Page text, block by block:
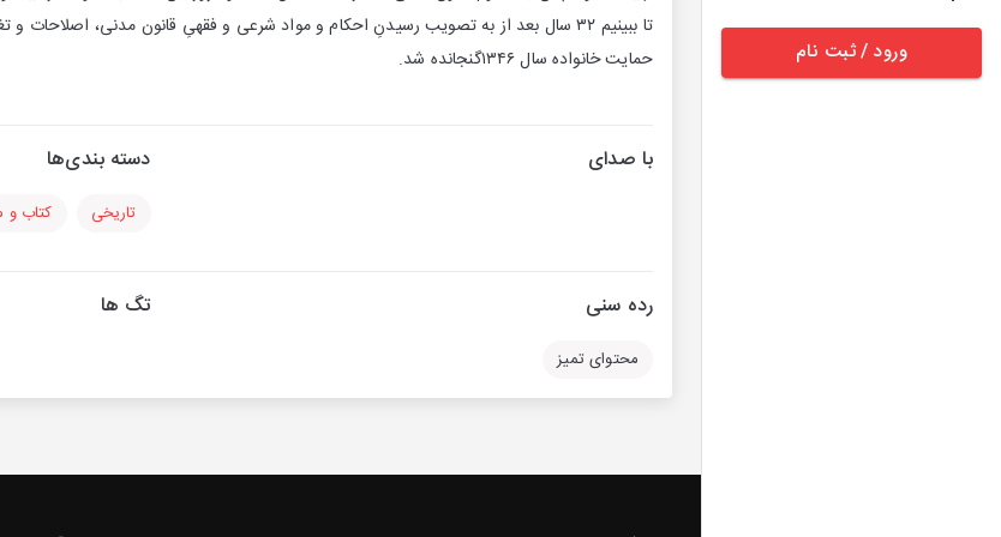
ورود / ثبت نام
تا ببینیم ۳۲ سال بعد از به تصویب رسیدنِ احکام و مواد شرعی و فقهیِ قانون مدنی،
حمایت خانواده سال ۱۳۴۶گنجانده شد.
با صدای دسته بندی‌ها
تاریخی کتاب و
رده سنی
محتوای تمیز
تگ ها